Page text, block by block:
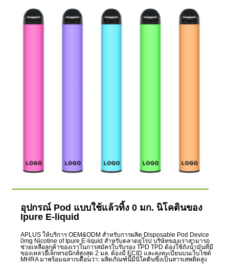
อุปกรณ์ Pod แบบใช้แล้วทิ้ง 0 มก. นิโคตินของ
Ipure E-liquid
APLUS ให้บริการ OEM&ODM สำหรับการผลิต Disposable Pod Device
0mg Nicotine of Ipure E-liquid สำหรับตลาดยุโรป บริษัทของเราสามารถ
ช่วยเหลือลูกค้าของเราในการสมัครใบรับรอง TPD TPD ต้องใช้ถังน้ำมันที่มี
ของเหลวอิเล็กทรอนิกส์สูงสุด 2 มล. ต้องมี ECID และลงทะเบียนบนเว็บไซต์
MHRA มาพร้อมฉลากเตือนว่า: ผลิตภัณฑ์นี้มีนิโคตินซึ่งเป็นสารเสพติดสูง